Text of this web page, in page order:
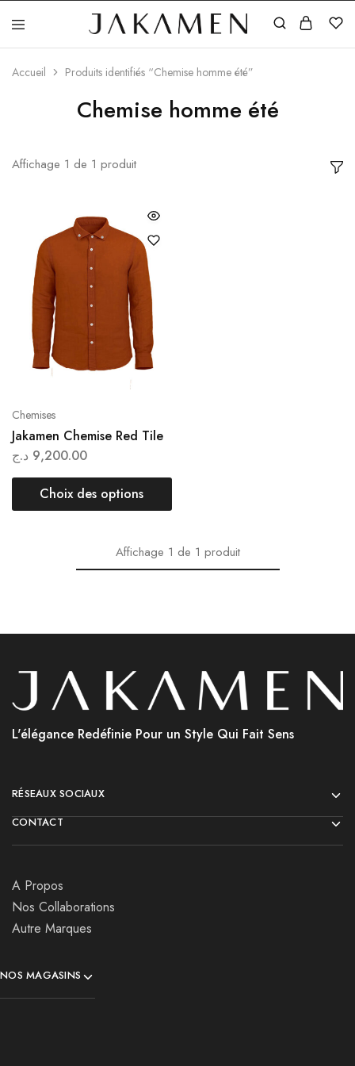
Jakamen
Algérie
Accueil Produits identifiés “Chemise homme été”
Chemise homme été
Affichage 1 de 1 produit
Chemises
Jakamen Chemise Red Tile
9,200.00 د.ج
Choix des options
Affichage 1 de 1 produit
L'élégance Redéfinie Pour un Style Qui Fait Sens
RÉSEAUX SOCIAUX
CONTACT
A Propos
Nos Collaborations
Autre Marques
NOS MAGASINS